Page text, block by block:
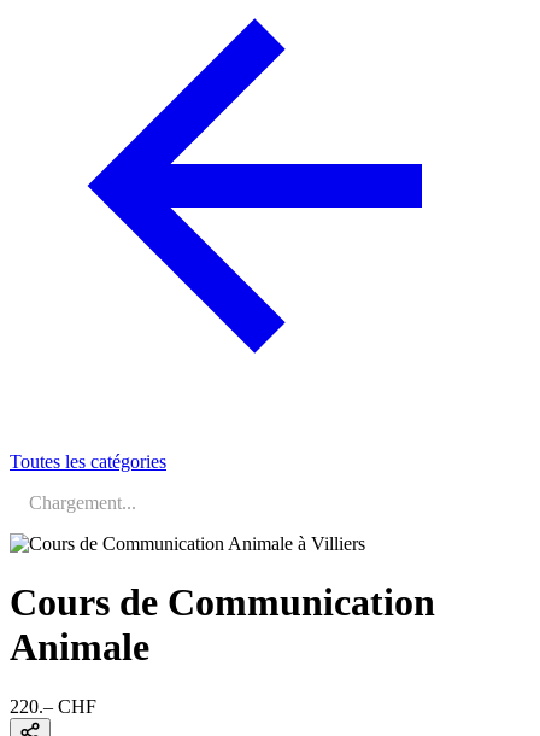
Toutes les catégories
Chargement...
Cours de Communication
Animale
220.– CHF